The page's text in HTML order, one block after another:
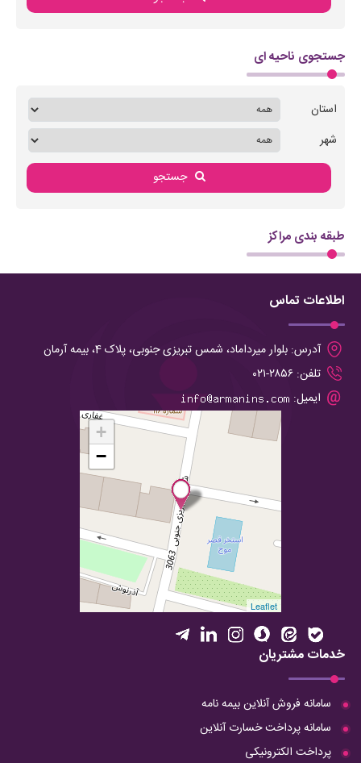
جستجوی ناحیه ای
استان
شهر
جستجو
طبقه بندی مراکز
اطلاعات تماس
آدرس: بلوار میرداماد، شمس تبریزی جنوبی، پلاک 4، بیمه آرمان
تلفن: ۲۸۵۶-۰۲۱
ایمیل:
+
−
Leaflet
خدمات مشتریان
سامانه فروش آنلاین بیمه نامه
سامانه پرداخت خسارت آنلاین
پرداخت الکترونیکی